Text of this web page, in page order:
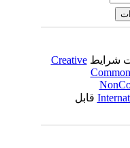
شرایطCreative
قابل